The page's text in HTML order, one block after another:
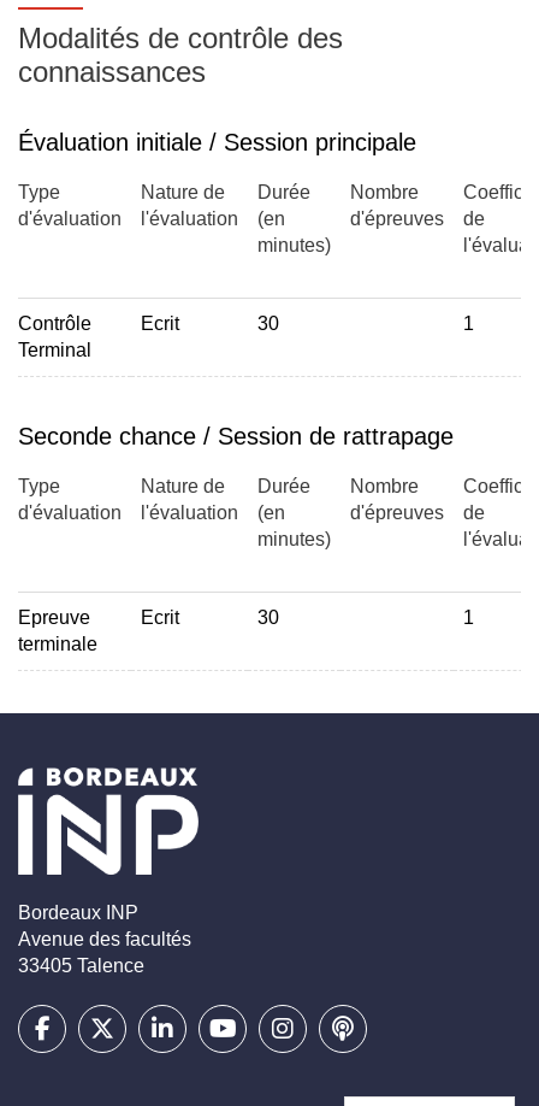
Modalités de contrôle des
connaissances
Évaluation initiale / Session principale
Type
d'évaluation
Nature de
l'évaluation
Durée
(en
minutes)
Nombre
d'épreuves
de
Contrôle
Terminal
Ecrit 30 1
Seconde chance / Session de rattrapage
Type
d'évaluation
Nature de
l'évaluation
Durée
(en
minutes)
Nombre
d'épreuves
de
Epreuve
terminale
Ecrit 30 1
Bordeaux INP
Avenue des facultés
33405 Talence